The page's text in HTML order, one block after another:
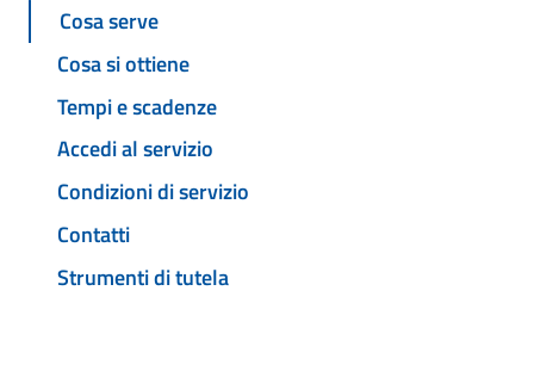
Cosa serve
Cosa si ottiene
Tempi e scadenze
Accedi al servizio
Condizioni di servizio
Contatti
Strumenti di tutela